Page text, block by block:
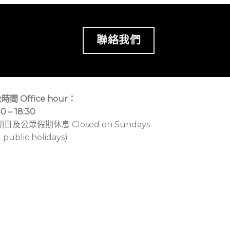
聯絡我們
時間 Office hour：
– 18:30
日及公眾假期休息 Closed on Sundays
public holidays)